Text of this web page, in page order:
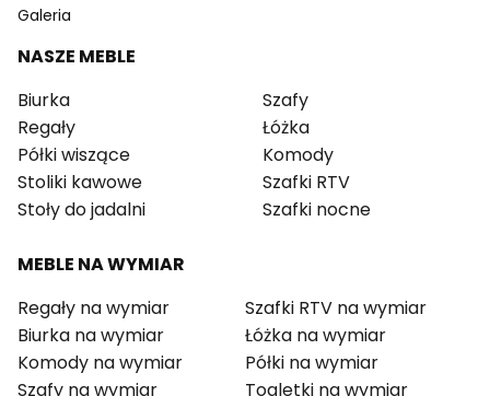
Galeria
NASZE MEBLE
Biurka
Regały
Półki wiszące
Stoliki kawowe
Stoły do jadalni
Szafy
Łóżka
Komody
Szafki RTV
Szafki nocne
MEBLE NA WYMIAR
Regały na wymiar
Biurka na wymiar
Komody na wymiar
Szafy na wymiar
Szafki RTV na wymiar
Łóżka na wymiar
Półki na wymiar
Toaletki na wymiar